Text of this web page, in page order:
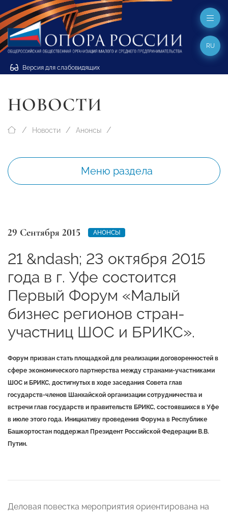
Версия для слабовидящих
RU
НОВОСТИ
Новости Анонсы
Меню раздела
29 Сентября 2015 АНОНСЫ
21 &ndash; 23 октября 2015
года в г. Уфе состоится
Первый Форум «Малый
бизнес регионов стран-
участниц ШОС и БРИКС».
Форум призван стать площадкой для реализации договоренностей в
сфере экономического партнерства между странами-участниками
ШОС и БРИКС, достигнутых в ходе заседания Совета глав
государств-членов Шанхайской организации сотрудничества и
встречи глав государств и правительств БРИКС, состоявшихся в Уфе
в июле этого года. Инициативу проведения Форума в Республике
Башкортостан поддержал Президент Российской Федерации В.В.
Путин.
Деловая повестка мероприятия ориентирована на